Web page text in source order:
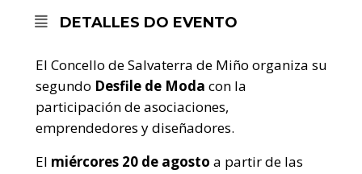
DETALLES DO EVENTO
El Concello de Salvaterra de Miño organiza su
segundo Desfile de Moda con la
participación de asociaciones,
emprendedores y diseñadores.
El miércores 20 de agosto a partir de las